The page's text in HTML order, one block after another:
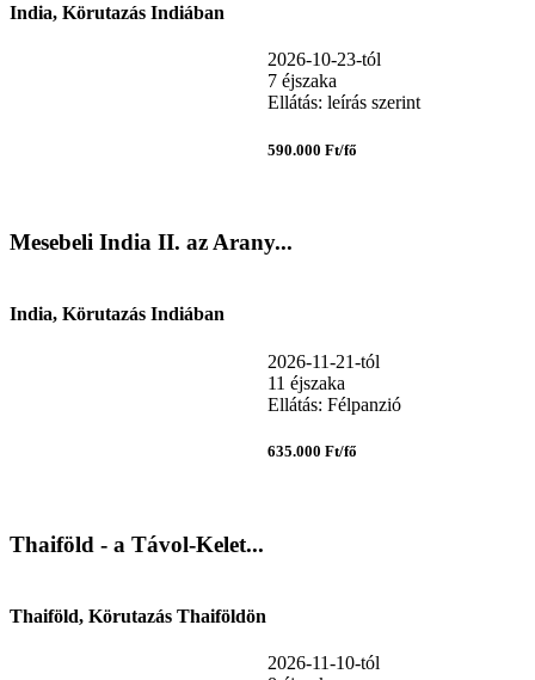
India, Körutazás Indiában
2026-10-23-tól
7 éjszaka
Ellátás: leírás szerint
590.000 Ft/fő
Mesebeli India II. az Arany...
India, Körutazás Indiában
2026-11-21-tól
11 éjszaka
Ellátás: Félpanzió
635.000 Ft/fő
Thaiföld - a Távol-Kelet...
Thaiföld, Körutazás Thaiföldön
2026-11-10-tól